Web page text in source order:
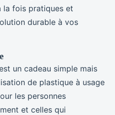
la fois pratiques et
durable à vos
un cadeau simple mais
de plastique à usage
les personnes
et celles qui